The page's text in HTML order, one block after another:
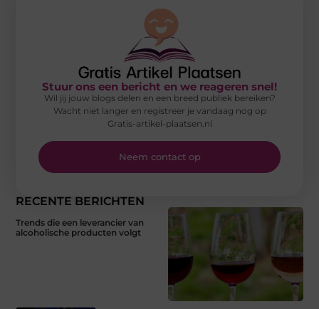
RECENTE BERICHTEN
Trends die een leverancier van
alcoholische producten volgt
Stuur ons een bericht en we reageren snel!
Wil jij jouw blogs delen en een breed publiek bereiken?
Wacht niet langer en registreer je vandaag nog op
Gratis-artikel-plaatsen.nl
Neem contact op